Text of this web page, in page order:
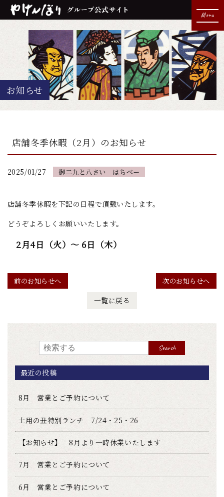
Menu
お知らせ
店舗冬季休暇（2月）のお知らせ
2025/01/27 御二九と八さい はちべー
店舗冬季休暇を下記の日程で頂戴いたします。
どうぞよろしくお願いいたします。
2月4日（火）～ 6日（木）
次のお知らせへ
前のお知らせへ
一覧に戻る
Search
最近の投稿
8月 営業とご予約について
土用の丑特別ランチ 7/24・25・26
【お知らせ】 8月より一時休業いたします
7月 営業とご予約について
6月 営業とご予約について